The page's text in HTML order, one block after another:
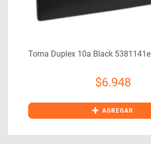
Toma Duplex 10a Black 5381141e
$6.948
+ AGREGAR